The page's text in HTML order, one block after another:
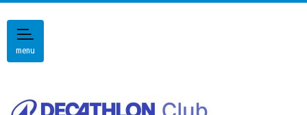
menu